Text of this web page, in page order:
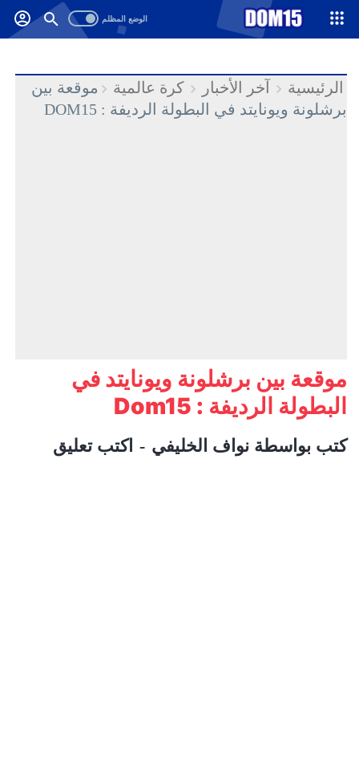
-->
الرئيسية آخر الأخبار كرة عالمية
موقعة بين
برشلونة ويونايتد في البطولة الرديفة : DOM15
موقعة بين برشلونة ويونايتد في
البطولة الرديفة : Dom15
كتب بواسطة نواف الخليفي اكتب تعليق